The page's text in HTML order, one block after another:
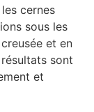
cernes
sous les
et en
sont
et